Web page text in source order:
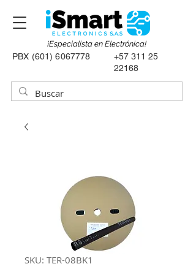
PBX (601) 6067778
+57 311 25
22168
¡Especialista en Electrónica!
SKU: TER-08BK1